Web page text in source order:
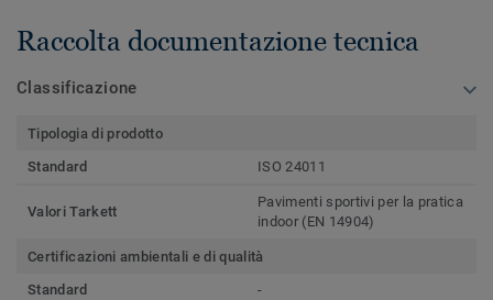
Raccolta documentazione tecnica
Classificazione
Tipologia di prodotto
Standard
ISO 24011
Valori Tarkett
Pavimenti sportivi per la pratica
indoor (EN 14904)
Certificazioni ambientali e di qualità
Standard
-